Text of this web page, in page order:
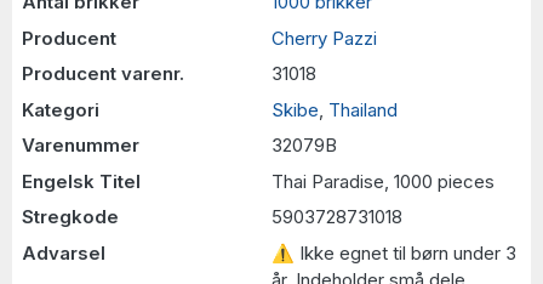
Producent
Cherry Pazzi
Producent varenr.
31018
Kategori
Skibe Thailand
Varenummer
32079B
Engelsk Titel
Thai Paradise, 1000 pieces
Stregkode
5903728731018
Advarsel
⚠ Ikke egnet til børn under 3
år. Indeholder små dele.